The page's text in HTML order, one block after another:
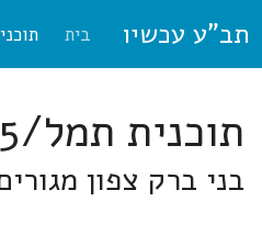
תב"ע עכשיו בית
תוכנית תמל/1045 בני ברק
בני ברק צפון